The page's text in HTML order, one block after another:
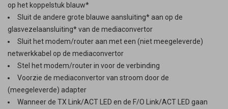
op het koppelstuk blauw*
Sluit de andere grote blauwe aansluiting* aan op de
glasvezelaansluiting* van de mediaconvertor
Sluit het modem/router aan met een (niet meegeleverde)
netwerkkabel op de mediaconvertor
Stel het modem/router in voor de verbinding
Voorzie de mediaconvertor van stroom door de
(meegeleverde) adapter
Wanneer de TX Link/ACT LED en de F/O Link/ACT LED gaan